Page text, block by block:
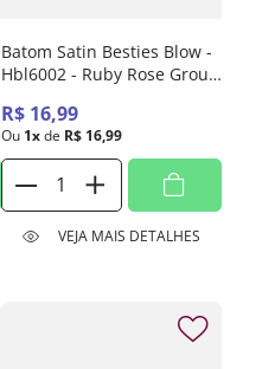
Batom Satin Besties Blow -
Hbl6002 - Ruby Rose Group
R$ 16,99
Ou 1x de R$ 16,99
VEJA MAIS DETALHES